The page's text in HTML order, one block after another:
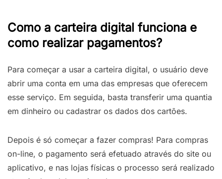
Como a carteira digital funciona e
como realizar pagamentos?
Para começar a usar a carteira digital, o usuário deve
abrir uma conta em uma das empresas que oferecem
esse serviço. Em seguida, basta transferir uma quantia
em dinheiro ou cadastrar os dados dos cartões.
Depois é só começar a fazer compras! Para compras
on-line, o pagamento será efetuado através do site ou
aplicativo, e nas lojas físicas o processo será realizado